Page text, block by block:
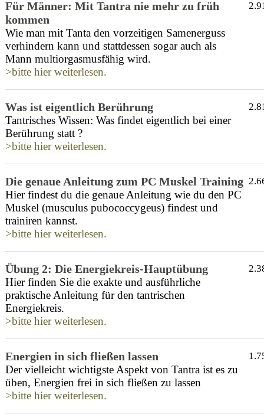
Für Männer: Mit Tantra nie mehr zu früh
kommen
Wie man mit Tanta den vorzeitigen Samenerguss
verhindern kann und stattdessen sogar auch als
Mann multiorgasmusfähig wird.
>bitte hier weiterlesen.
Was ist eigentlich Berührung
Tantrisches Wissen: Was findet eigentlich bei einer
Berührung statt ?
>bitte hier weiterlesen.
Die genaue Anleitung zum PC Muskel Training
Hier findest du die genaue Anleitung wie du den PC
Muskel (musculus pubococcygeus) findest und
trainiren kannst.
>bitte hier weiterlesen.
Übung 2: Die Energiekreis-Hauptübung
Hier finden Sie die exakte und ausführliche
praktische Anleitung für den tantrischen
Energiekreis.
>bitte hier weiterlesen.
Energien in sich fließen lassen
Der vielleicht wichtigste Aspekt von Tantra ist es zu
üben, Energien frei in sich fließen zu lassen
>bitte hier weiterlesen.